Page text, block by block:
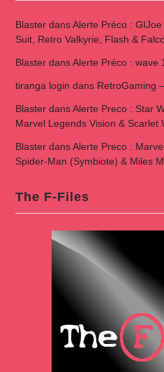
BlasterdansAlerte Préco :
Suit, Retro Valkyrie, Flash &
BlasterdansAlerte Préco : wave
tiranga login dans RetroGaming
BlasterdansAlerte Preco : Star
Marvel Legends Vision & Scarlet
BlasterdansAlerte Preco :
Spider-Man (Symbiote) & Miles
The F-Files